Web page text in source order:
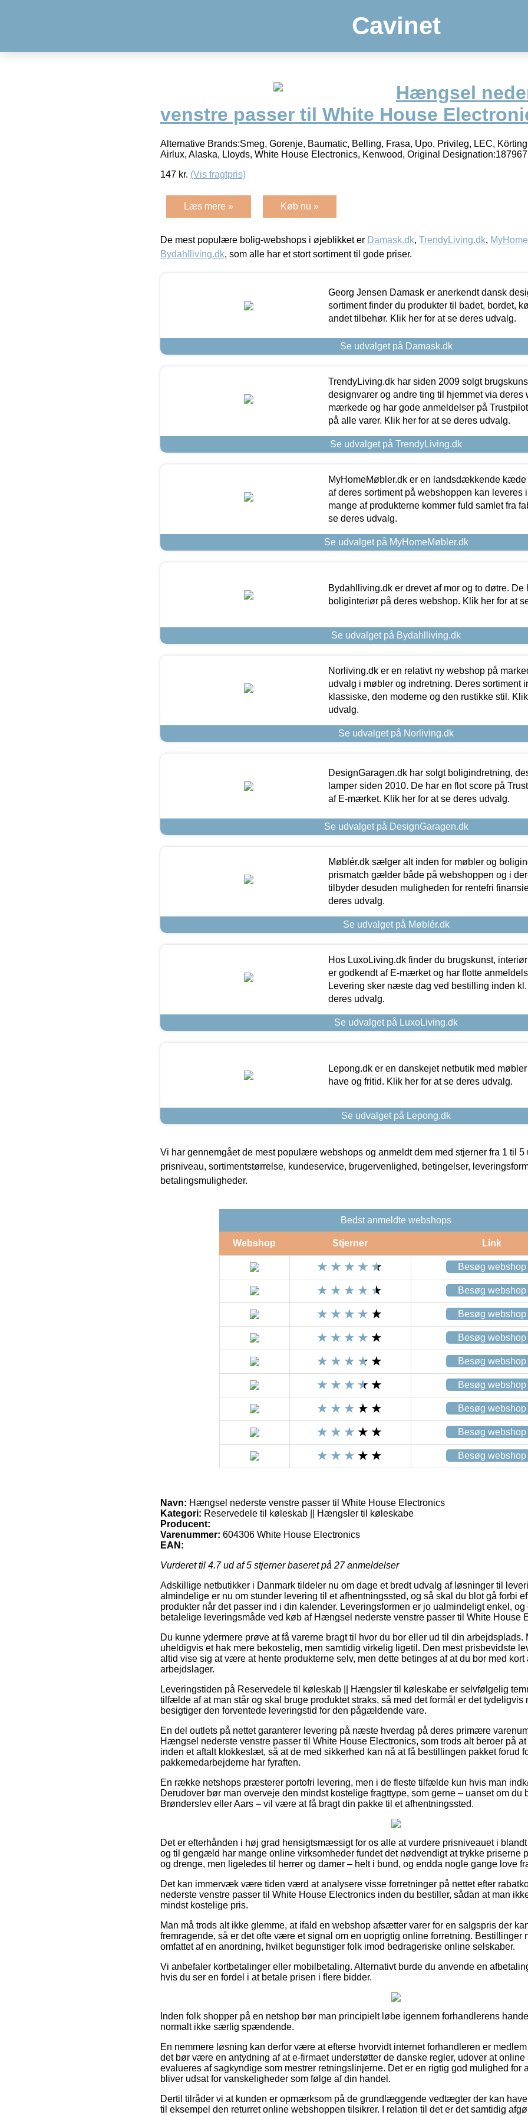
Cavinet
Hængsel
venstre passer til White House
Alternative Brands:Smeg, Gorenje, Baumatic, Belling, Frasa, Upo, Privileg, LEC,
Airlux, Alaska, Lloyds, White House Electronics, Kenwood, Original Designation:187967
147 kr. (Vis fragtpris)
Læs mere » Køb nu »
De mest populære bolig-webshops i øjeblikket er Damask.dk, TrendyLiving.dk,
Bydahlliving.dk, som alle har et stort sortiment til gode priser.
Georg Jensen Damask er anerkendt dansk
sortiment finder du produkter til badet, bordet,
andet tilbehør. Klik her for at se deres udvalg.
Se udvalget på Damask.dk
TrendyLiving.dk har siden 2009 solgt
designvarer og andre ting til hjemmet via deres
mærkede og har gode anmeldelser på
på alle varer. Klik her for at se deres udvalg.
Se udvalget på TrendyLiving.dk
MyHomeMøbler.dk er en landsdækkende kæde
af deres sortiment på webshoppen kan leveres
mange af produkterne kommer fuld samlet fra
se deres udvalg.
Se udvalget på MyHomeMøbler.dk
Bydahlliving.dk er drevet af mor og to døtre. De
boliginteriør på deres webshop. Klik her for at
Se udvalget på Bydahlliving.dk
Norliving.dk er en relativt ny webshop på
udvalg i møbler og indretning. Deres sortiment
klassiske, den moderne og den rustikke stil.
udvalg.
Se udvalget på Norliving.dk
DesignGaragen.dk har solgt boligindretning,
lamper siden 2010. De har en flot score på
af E-mærket. Klik her for at se deres udvalg.
Se udvalget på DesignGaragen.dk
Møblér.dk sælger alt inden for møbler og
prismatch gælder både på webshoppen og i
tilbyder desuden muligheden for rentefri
deres udvalg.
Se udvalget på Møblér.dk
Hos LuxoLiving.dk finder du brugskunst,
er godkendt af E-mærket og har flotte
Levering sker næste dag ved bestilling inden
deres udvalg.
Se udvalget på LuxoLiving.dk
Lepong.dk er en danskejet netbutik med
have og fritid. Klik her for at se deres udvalg.
Se udvalget på Lepong.dk
Vi har gennemgået de mest populære webshops og anmeldt dem med stjerner fra 1 til 5
prisniveau, sortimentstørrelse, kundeservice, brugervenlighed, betingelser,
betalingsmuligheder.
Bedst anmeldte webshops
Webshop Stjerner Link
Besøg webshop
Besøg webshop
Besøg webshop
Besøg webshop
Besøg webshop
Besøg webshop
Besøg webshop
Besøg webshop
Besøg webshop
Navn: Hængsel nederste venstre passer til White House Electronics
Kategori: Reservedele til køleskab || Hængsler til køleskabe
Producent:
Varenummer: 604306 White House Electronics
EAN:
Vurderet til 4.7ud af 5 stjerner baseret på 27anmeldelser
Adskillige netbutikker i Danmark tildeler nu om dage et bredt udvalg af løsninger til
almindelige er nu om stunder levering til et afhentningssted, og så skal du blot gå forbi
produkter når det passer ind i din kalender. Leveringsformen er jo ualmindeligt enkel,
betalelige leveringsmåde ved køb af Hængsel nederste venstre passer til White House
Du kunne ydermere prøve at få varerne bragt til hvor du bor eller ud til din arbejdsplads.
uheldigvis et hak mere bekostelig, men samtidig virkelig ligetil. Den mest prisbevidste
altid vise sig at være at hente produkterne selv, men dette betinges af at du bor med
arbejdslager.
Leveringstiden på Reservedele til køleskab || Hængsler til køleskabe er selvfølgelig
tilfælde af at man står og skal bruge produktet straks, så med det formål er det tydeligvis
besigtiger den forventede leveringstid for den pågældende vare.
En del outlets på nettet garanterer levering på næste hverdag på deres primære
Hængsel nederste venstre passer til White House Electronics, som trods alt beroer på
inden et aftalt klokkeslæt, så at de med sikkerhed kan nå at få bestillingen pakket forud
pakkemedarbejderne har fyraften.
En række netshops præsterer portofri levering, men i de fleste tilfælde kun hvis man
Derudover bør man overveje den mindst kostelige fragttype, som gerne – uanset om du
Brønderslev eller Aars – vil være at få bragt din pakke til et afhentningssted.
Det er efterhånden i høj grad hensigtsmæssigt for os alle at vurdere prisniveauet i
og til gengæld har mange online virksomheder fundet det nødvendigt at trykke priserne
og drenge, men ligeledes til herrer og damer – helt i bund, og endda nogle gange love
Det kan immervæk være tiden værd at analysere visse forretninger på nettet efter
nederste venstre passer til White House Electronics inden du bestiller, sådan at man
mindst kostelige pris.
Man må trods alt ikke glemme, at ifald en webshop afsætter varer for en salgspris der
fremragende, så er det ofte være et signal om en uoprigtig online forretning. Bestillinger
omfattet af en anordning, hvilket begunstiger folk imod bedrageriske online selskaber.
Vi anbefaler kortbetalinger eller mobilbetaling. Alternativt burde du anvende en
hvis du ser en fordel i at betale prisen i flere bidder.
Inden folk shopper på en netshop bør man principielt løbe igennem forhandlerens
normalt ikke særlig spændende.
En nemmere løsning kan derfor være at efterse hvorvidt internet forhandleren er
det bør være en antydning af at e-firmaet understøtter de danske regler, udover at
evalueres af sagkyndige som mestrer retningslinjerne. Det er en rigtig god mulighed for
bliver udsat for vanskeligheder som følge af din handel.
Dertil tilråder vi at kunden er opmærksom på de grundlæggende vedtægter der kan
til eksempel den returret online webshoppen tilsikrer. I relation til det er det samtidig